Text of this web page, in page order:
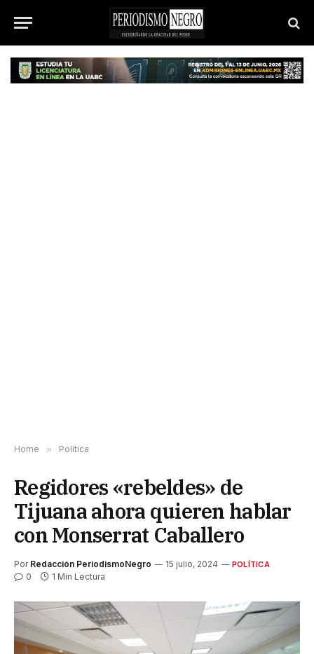
Home » Política
Regidores «rebeldes» de
Tijuana ahora quieren hablar
con Monserrat Caballero
Por Redacción PeriodismoNegro 15 julio, 2024 POLÍTICA
0 1 Min Lectura